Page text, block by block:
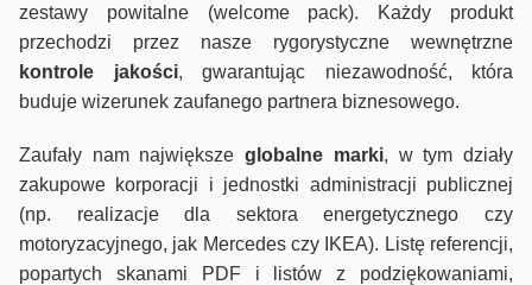
zestawy powitalne (welcome pack). Każdy produkt
przechodzi przez nasze rygorystyczne wewnętrzne
kontrole jakości, gwarantując niezawodność, która
buduje wizerunek zaufanego partnera biznesowego.
Zaufały nam największeglobalne marki, w tym działy
zakupowe korporacji i jednostki administracji publicznej
(np. realizacje dla sektora energetycznego czy
motoryzacyjnego, jak Mercedes czy IKEA). Listę referencji,
popartych skanami PDF i listów z podziękowaniami,